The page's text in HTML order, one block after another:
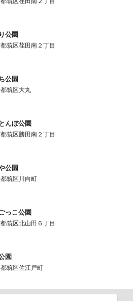
公園
筑区荏田南２丁目
公園
筑区大丸
んぼ公園
筑区勝田南２丁目
公園
筑区川向町
っこ公園
筑区北山田６丁目
園
筑区佐江戸町